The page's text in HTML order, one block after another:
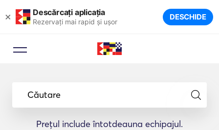
× Descărcați aplicația
Rezervați mai rapid și ușor DESCHIDE
Căutare
Prețul include întotdeauna echipajul.